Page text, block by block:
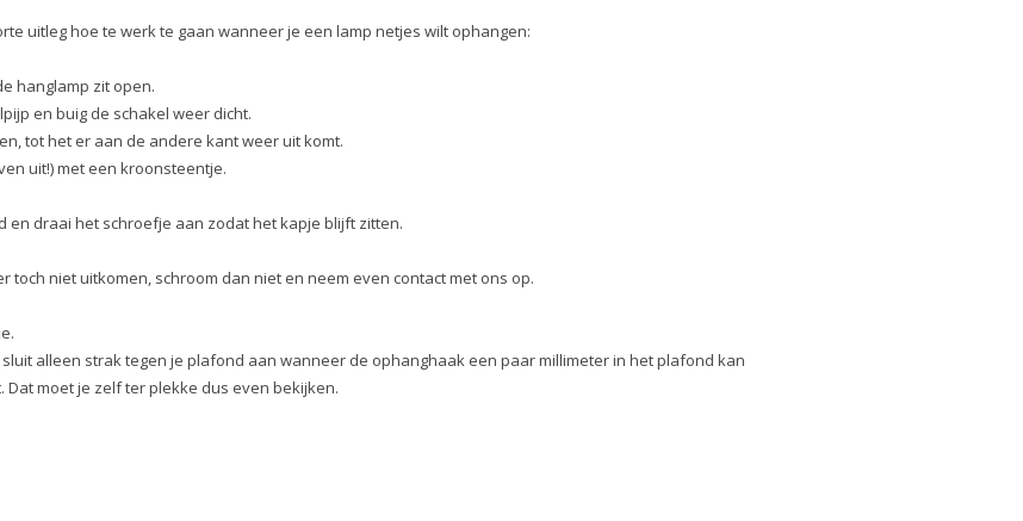
uitleg hoe te werk te gaan wanneer je een lamp netjes wilt ophangen:
hanglamp zit open.
en buig de schakel weer dicht.
tot het er aan de andere kant weer uit komt.
uit!) met een kroonsteentje.
draai het schroefje aan zodat het kapje blijft zitten.
toch niet uitkomen, schroom dan niet en neem even contact met ons op.
alleen strak tegen je plafond aan wanneer de ophanghaak een paar millimeter in het plafond kan
moet je zelf ter plekke dus even bekijken.